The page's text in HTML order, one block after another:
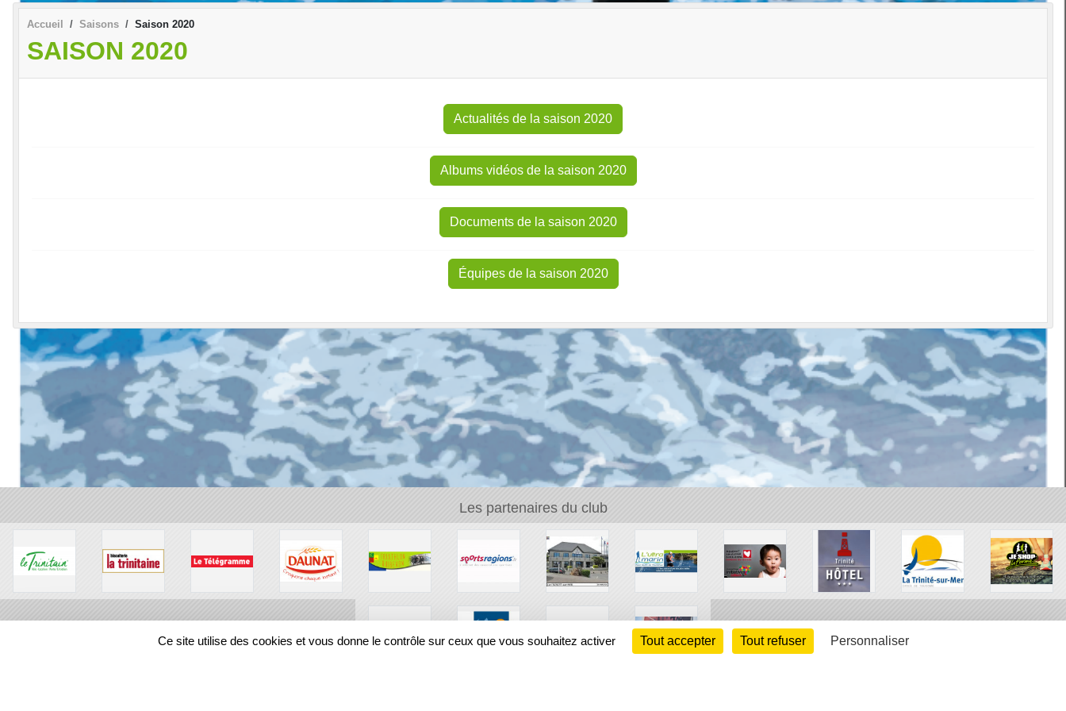
Accueil Saisons Saison 2020
SAISON 2020
Actualités de la saison 2020
Albums vidéos de la saison 2020
Documents de la saison 2020
Équipes de la saison 2020
Les partenaires du club
Ce site utilise des cookies et vous donne le contrôle sur ceux que vous souhaitez activer Tout accepter Tout refuser Personnaliser